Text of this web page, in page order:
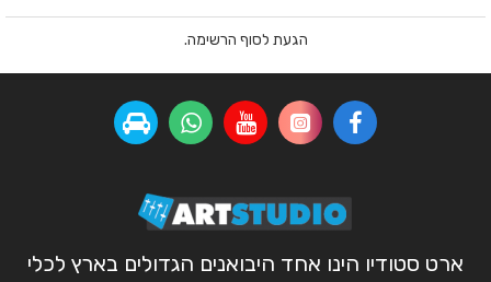
הגעת לסוף הרשימה.
ארט סטודיו הינו אחד היבואנים הגדולים בארץ לכלי